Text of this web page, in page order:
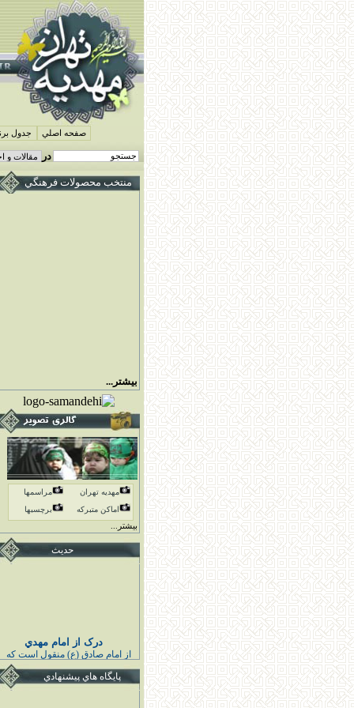
جدول صفحه اصلي
در
منتخب محصولات فرهنگي
بیشتر...
مهدیه تهران
مراسمها
اماكن متبركه
برچسبها
بیشتر...
حدیث
درک از امام مهدي
از امام صادق (ع) منقول است كه
پيامبر اكرم (ص) فرمودند :
خوشا به حال كسى كه قائم اهل
بيت مرا درك كند و به او اقتدا كند
پايگاه هاي پيشنهادي